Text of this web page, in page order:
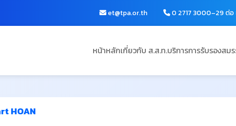
et@tpa.or.th 0 2717 3000–29 ต่อ
หน้าหลักเกี่ยวกับ ส.ส.ท.บริการการรับรองสม
HOAN